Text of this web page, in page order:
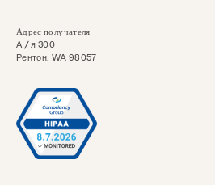
Адрес получателя
А / я 300
Рентон, WA 98057